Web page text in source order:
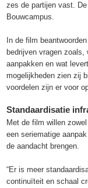
zes de partijen vast.
Bouwcampus.
In de film
bedrijven vragen
aanpakken en wat
mogelijkheden zien zij
voordelen zijn er voor
Standaardisatie
Met de film willen
een seriematige
de aandacht brengen.
“Er is meer
continuïteit en schaal